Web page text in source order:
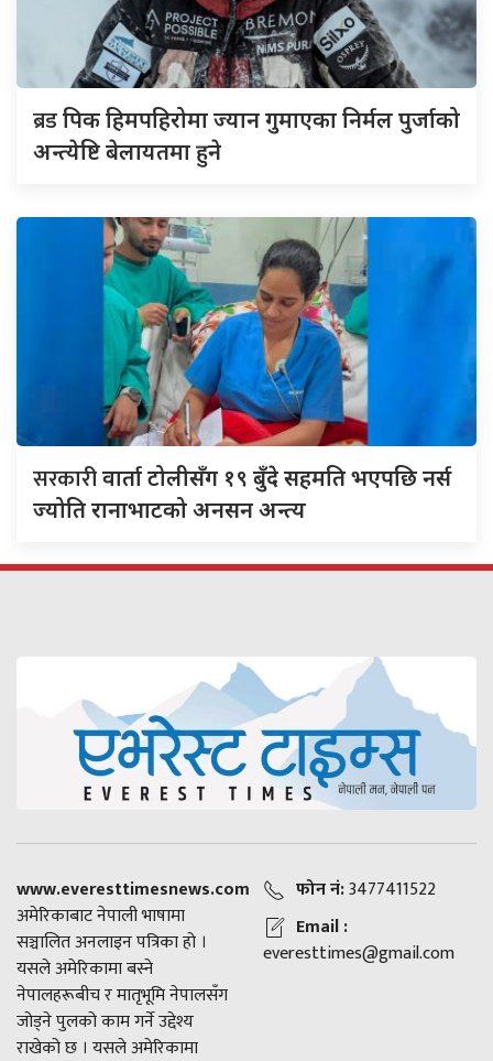
ब्रडपिक हिमपहिरोमा ज्यान गुमाएका निर्मल पुर्जाको
अन्त्येष्टि बेलायतमा हुने
सरकारीवार्ता टोलीसँग १९ बुँदे सहमति भएपछि नर्स
ज्योति रानाभाटको अनसन अन्त्य
www.everesttimesnews.com
अमेरिकाबाट नेपाली भाषामा
सञ्चालित अनलाइन पत्रिका हो ।
यसले अमेरिकामा बस्ने
नेपालहरूबीच र मातृभूमि नेपालसँग
जोड्ने पुलको काम गर्ने उद्देश्य
राखेको छ । यसले अमेरिकामा
फोन नं:3477411522
Email :
everesttimes@gmail.com